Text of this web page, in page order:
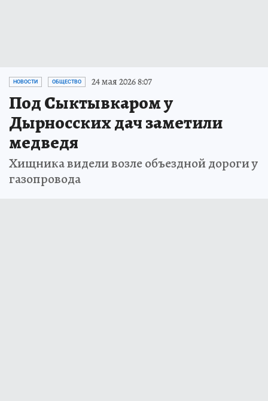
НОВОСТИ ОБЩЕСТВО 24 мая 2026 8:07
Под Сыктывкаром у
Дырносских дач заметили
медведя
Хищника видели возле объездной дороги у
газопровода